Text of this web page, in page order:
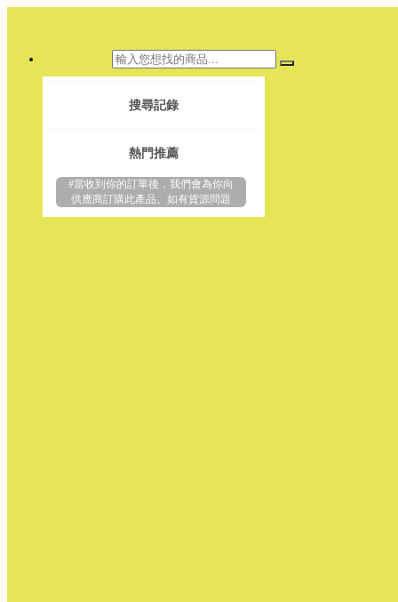
搜尋記錄
熱門推薦
#當收到你的訂單後，我們會為你向
供應商訂購此產品。如有貨源問題